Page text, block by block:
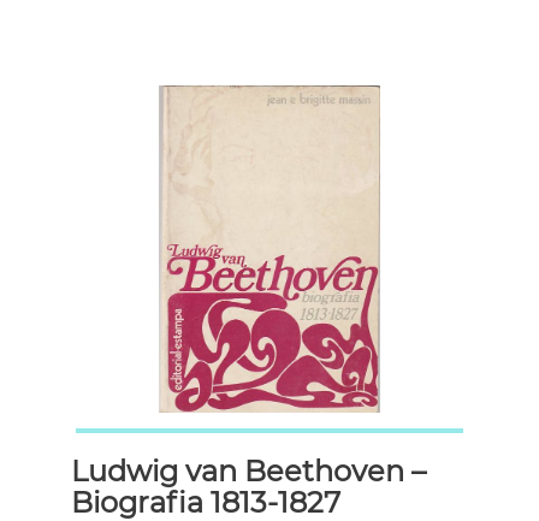
Ludwig van Beethoven –
Biografia 1813-1827